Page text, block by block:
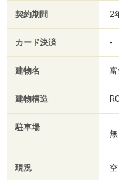
契約期間 2
カード決済 -
建物名
建物構造
駐車場
無
現況 空